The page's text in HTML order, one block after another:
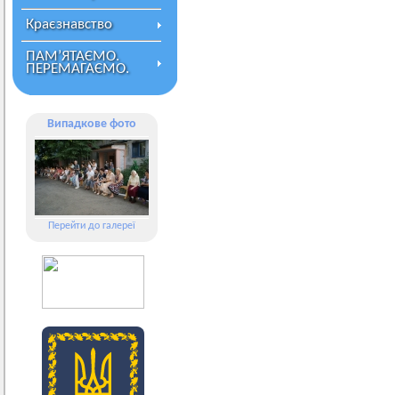
Краєзнавство
ПАМ’ЯТАЄМО.
ПЕРЕМАГАЄМО.
Випадкове фото
Перейти до галереї